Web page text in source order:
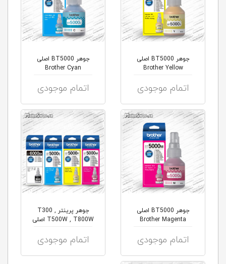
جوهر BT5000 اصلی
Brother Yellow
اتمام موجودی
جوهر BT5000 اصلی
Brother Cyan
اتمام موجودی
جوهر BT5000 اصلی
Brother Magenta
اتمام موجودی
جوهر پرینتر T300 ,
T500W , T800W اصلی
اتمام موجودی